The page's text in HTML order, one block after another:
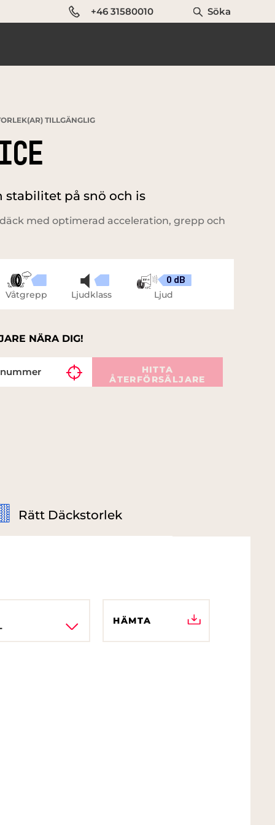
+46 31580010 Söka
TILLGÄNGLIG
på snö och is
med optimerad acceleration, grepp och
Våtgrepp Ljudklass
0 dB
Ljud
NÄRA DIG!
HITTA
ÅTERFÖRSÄLJARE
Rätt Däckstorlek
HÄMTA